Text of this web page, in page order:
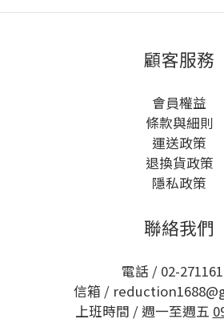
顧客服務
會員權益
條款與細則
運送政策
退換貨政策
隱私政策
聯絡我們
電話 / 02-
信箱 /
上班時間 / 週一至週五